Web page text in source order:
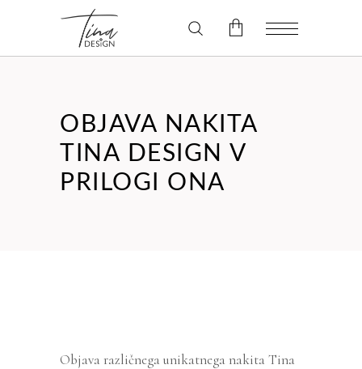
OBJAVA NAKITA
TINA DESIGN V
PRILOGI ONA
Objava različnega unikatnega nakita Tina